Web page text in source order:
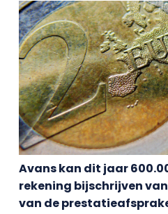
Avans kan dit jaar
rekening bijschrijven
van de